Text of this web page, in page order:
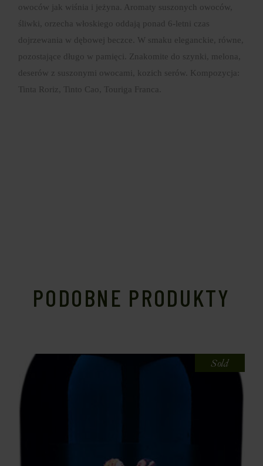
owoców jak wiśnia i jeżyna. Aromaty suszonych owoców,
śliwki, orzecha włoskiego oddają ponad 6-letni czas
dojrzewania w dębowej beczce. W smaku eleganckie, równe,
pozostające długo w pamięci. Znakomite do szynki, melona,
deserów z suszonymi owocami, kozich serów. Kompozycja:
Tinta Roriz, Tinto Cao, Touriga Franca.
PODOBNE PRODUKTY
Sold